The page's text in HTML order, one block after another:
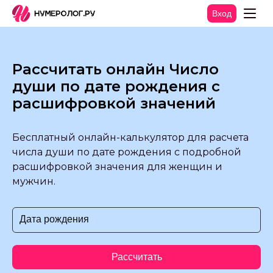
Вход
Рассчитать онлайн Число
души по дате рождения с
расшифровкой значений
Бесплатный онлайн-калькулятор для расчета
числа души по дате рождения с подробной
расшифровкой значения для женщин и
мужчин.
Дата рождения
Рассчитать